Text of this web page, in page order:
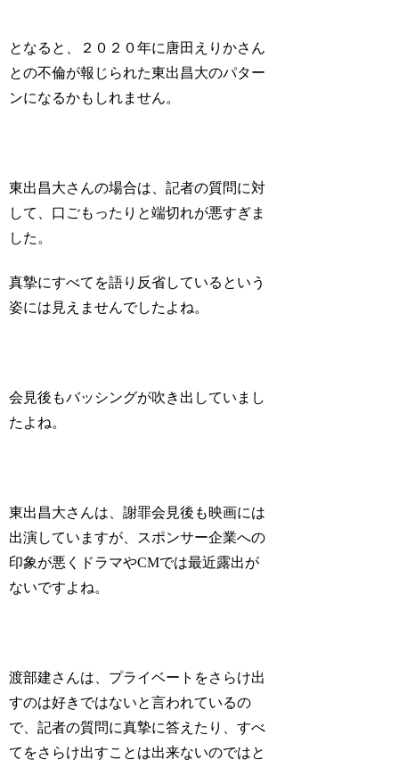
となると、２０２０年に唐田えりかさん
との不倫が報じられた東出昌大のパター
ンになるかもしれません。
東出昌大さんの場合は、記者の質問に対
して、口ごもったりと端切れが悪すぎま
した。
真摯にすべてを語り反省しているという
姿には見えませんでしたよね。
会見後もバッシングが吹き出していまし
たよね。
東出昌大さんは、謝罪会見後も映画には
出演していますが、スポンサー企業への
印象が悪くドラマやCMでは最近露出が
ないですよね。
渡部建さんは、プライベートをさらけ出
すのは好きではないと言われているの
で、記者の質問に真摯に答えたり、すべ
てをさらけ出すことは出来ないのではと